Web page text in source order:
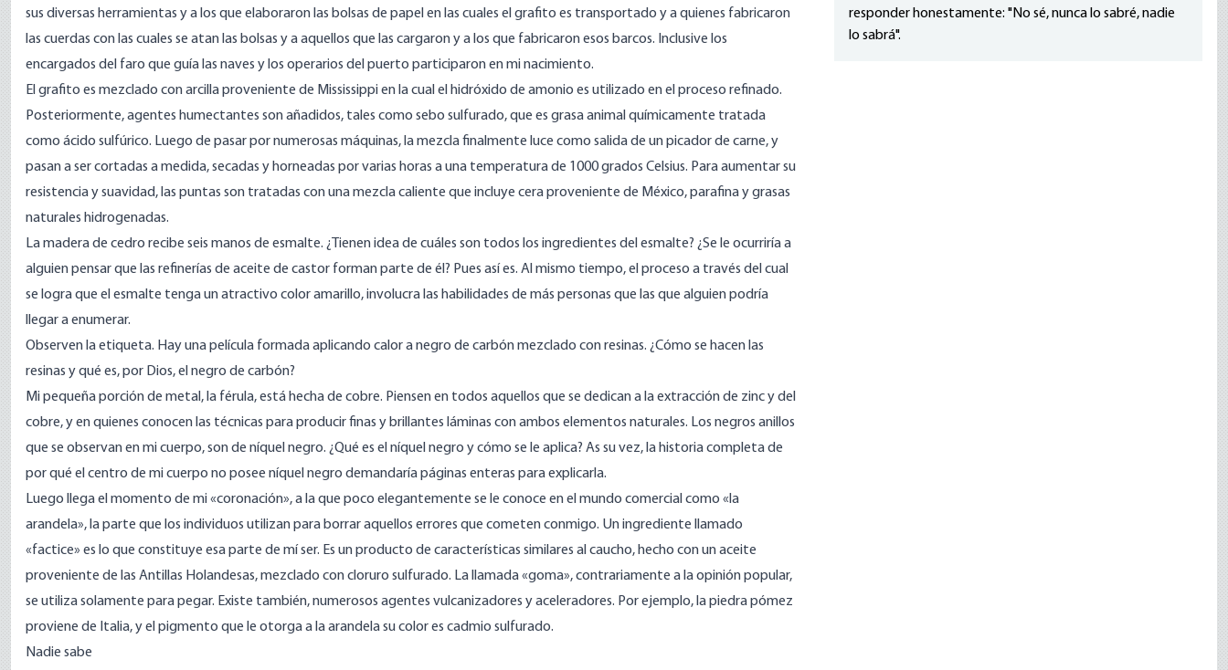
sus diversas herramientas y a los que elaboraron las bolsas de papel en las cuales el grafito es transportado y a quienes fabricaron
las cuerdas con las cuales se atan las bolsas y a aquellos que las cargaron y a los que fabricaron esos barcos. Inclusive los
encargados del faro que guía las naves y los operarios del puerto participaron en mi nacimiento.
El grafito es mezclado con arcilla proveniente de Mississippi en la cual el hidróxido de amonio es utilizado en el proceso refinado.
Posteriormente, agentes humectantes son añadidos, tales como sebo sulfurado, que es grasa animal químicamente tratada
como ácido sulfúrico. Luego de pasar por numerosas máquinas, la mezcla finalmente luce como salida de un picador de carne, y
pasan a ser cortadas a medida, secadas y horneadas por varias horas a una temperatura de 1000 grados Celsius. Para aumentar su
resistencia y suavidad, las puntas son tratadas con una mezcla caliente que incluye cera proveniente de México, parafina y grasas
naturales hidrogenadas.
La madera de cedro recibe seis manos de esmalte. ¿Tienen idea de cuáles son todos los ingredientes del esmalte? ¿Se le ocurriría a
alguien pensar que las refinerías de aceite de castor forman parte de él? Pues así es. Al mismo tiempo, el proceso a través del cual
se logra que el esmalte tenga un atractivo color amarillo, involucra las habilidades de más personas que las que alguien podría
llegar a enumerar.
Observen la etiqueta. Hay una película formada aplicando calor a negro de carbón mezclado con resinas. ¿Cómo se hacen las
resinas y qué es, por Dios, el negro de carbón?
Mi pequeña porción de metal, la férula, está hecha de cobre. Piensen en todos aquellos que se dedican a la extracción de zinc y del
cobre, y en quienes conocen las técnicas para producir finas y brillantes láminas con ambos elementos naturales. Los negros anillos
que se observan en mi cuerpo, son de níquel negro. ¿Qué es el níquel negro y cómo se le aplica? As su vez, la historia completa de
por qué el centro de mi cuerpo no posee níquel negro demandaría páginas enteras para explicarla.
Luego llega el momento de mi «coronación», a la que poco elegantemente se le conoce en el mundo comercial como «la
arandela», la parte que los individuos utilizan para borrar aquellos errores que cometen conmigo. Un ingrediente llamado
«factice» es lo que constituye esa parte de mí ser. Es un producto de características similares al caucho, hecho con un aceite
proveniente de las Antillas Holandesas, mezclado con cloruro sulfurado. La llamada «goma», contrariamente a la opinión popular,
se utiliza solamente para pegar. Existe también, numerosos agentes vulcanizadores y aceleradores. Por ejemplo, la piedra pómez
proviene de Italia, y el pigmento que le otorga a la arandela su color es cadmio sulfurado.
Nadie sabe
responder honestamente: "No sé, nunca lo sabré, nadie
lo sabrá".